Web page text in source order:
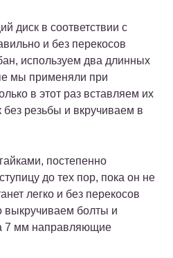
диск в соответствии с
и без перекосов
используем два длинных
мы применяли при
в этот раз вставляем их
резьбы и вкручиваем в
постепенно
до тех пор, пока он не
легко и без перекосов
выкручиваем болты и
7 мм направляющие